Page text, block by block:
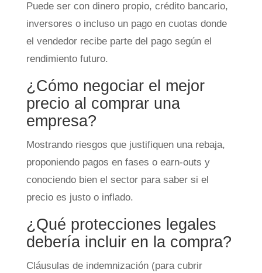
Puede ser con dinero propio, crédito bancario,
inversores o incluso un pago en cuotas donde
el vendedor recibe parte del pago según el
rendimiento futuro.
¿Cómo negociar el mejor
precio al comprar una
empresa?
Mostrando riesgos que justifiquen una rebaja,
proponiendo pagos en fases o earn-outs y
conociendo bien el sector para saber si el
precio es justo o inflado.
¿Qué protecciones legales
debería incluir en la compra?
Cláusulas de indemnización (para cubrir